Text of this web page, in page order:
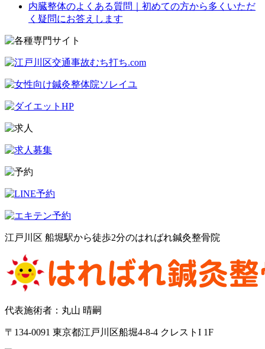
内臓整体のよくある質問｜初めての方から多くいただ
く疑問にお答えします
江戸川区 船堀駅から徒歩2分のはればれ鍼灸整骨院
代表施術者：丸山 晴嗣
〒134-0091 東京都江戸川区船堀4-8-4 クレストI 1F